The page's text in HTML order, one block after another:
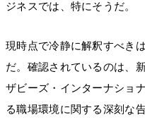
ジネスでは、特にそうだ。
現時点で冷静に解釈すべき
だ。確認されているのは、
ザビーズ・インターナショ
る職場環境に関する深刻な